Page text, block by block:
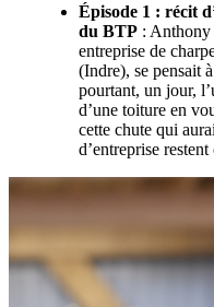
Épisode 1 : récit
du BTP : Anthony
entreprise de
(Indre), se pensait
pourtant, un jour,
d’une toiture en
cette chute qui
d’entreprise